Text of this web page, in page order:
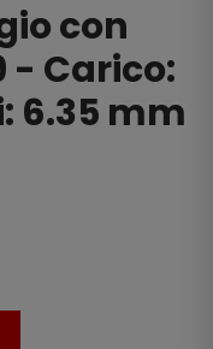
con
- Carico:
6.35 mm